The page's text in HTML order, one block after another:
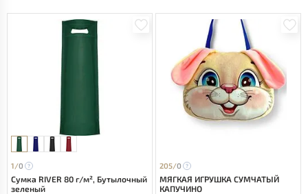
1/0
Сумка RIVER 80 г/м², Бутылочный
зеленый
205/0
МЯГКАЯ ИГРУШКА СУМЧАТЫЙ
КАПУЧИНО